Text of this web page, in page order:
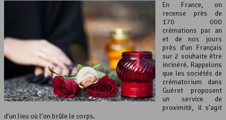
En France, on
recense près de
170 000
crémations par an
et de nos jours
près d’un Français
sur 2 souhaite être
incinéré. Rappelons
que les sociétés de
crématorium dans
Guéret proposent
un service de
proximité, il s’agit
d’un lieu où l’on brûle le corps.